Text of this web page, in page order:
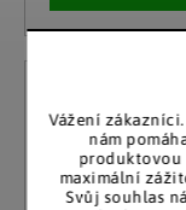
Vážení
nám
produktovou
maximální
Svůj souhlas